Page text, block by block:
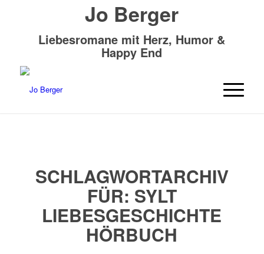
Jo Berger
Liebesromane mit Herz, Humor &
Happy End
SCHLAGWORTARCHIV
FÜR: SYLT
LIEBESGESCHICHTE
HÖRBUCH